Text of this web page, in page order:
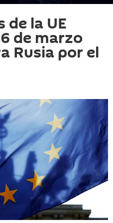
de la UE
de marzo
Rusia por el